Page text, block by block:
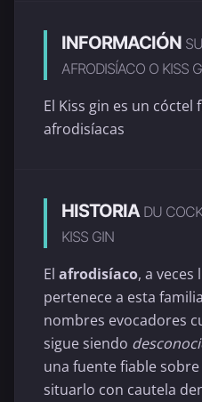
INFORMACIÓN
AFRODISÍACO O KISS
El Kiss gin es un
afrodisíacas
HISTORIA DU
KISS GIN
El afrodisíaco, a veces
pertenece a esta
nombres evocadores
sigue siendo
una fuente fiable
situarlo con cautela